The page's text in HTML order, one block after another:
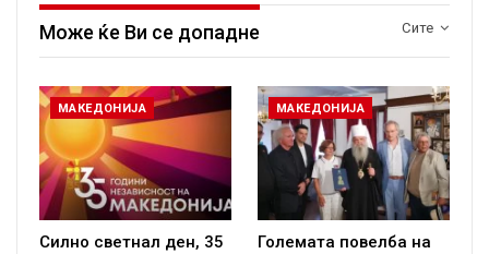
Сите
Може ќе Ви се допадне
МАКЕДОНИЈА
Силно светнал ден, 35
МАКЕДОНИЈА
Големата повелба на